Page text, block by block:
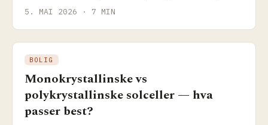
Enova-støtte og anleggspriser.
5. MAI 2026 · 7 MIN
BOLIG
Monokrystallinske vs
polykrystallinske solceller — hva
passer best?